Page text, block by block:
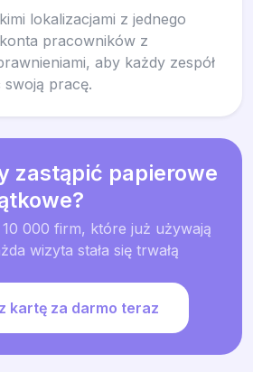
lokalizacjami z jednego
pracowników z
aby każdy zespół
swoją pracę.
zastąpić papierowe
10 000 firm, które już używają
wizyta stała się trwałą
kartę za darmo teraz